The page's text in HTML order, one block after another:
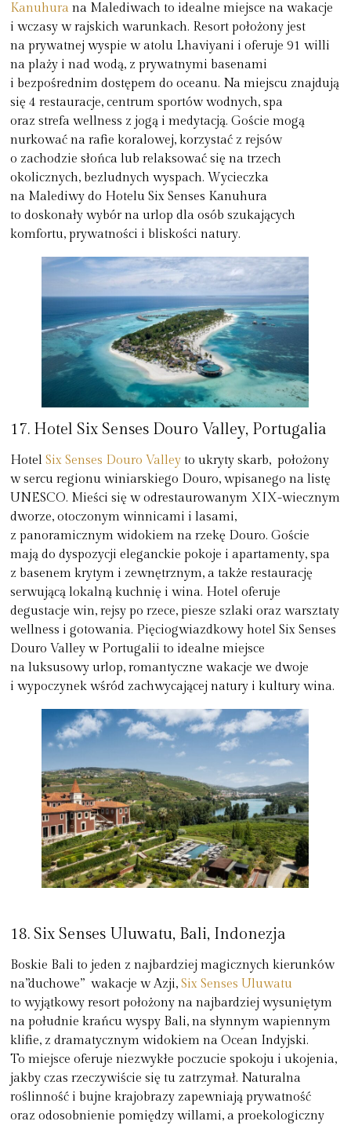
Kanuhura na Malediwach to idealne miejsce na wakacje
i wczasy w rajskich warunkach. Resort położony jest
na prywatnej wyspie w atolu Lhaviyani i oferuje 91 willi
na plaży i nad wodą, z prywatnymi basenami
i bezpośrednim dostępem do oceanu. Na miejscu znajdują
się 4 restauracje, centrum sportów wodnych, spa
oraz strefa wellness z jogą i medytacją. Goście mogą
nurkować na rafie koralowej, korzystać z rejsów
o zachodzie słońca lub relaksować się na trzech
okolicznych, bezludnych wyspach. Wycieczka
na Malediwy do Hotelu Six Senses Kanuhura
to doskonały wybór na urlop dla osób szukających
komfortu, prywatności i bliskości natury.
17. Hotel Six Senses Douro Valley, Portugalia
Hotel Six Senses Douro Valley to ukryty skarb, położony
w sercu regionu winiarskiego Douro, wpisanego na listę
UNESCO. Mieści się w odrestaurowanym XIX-wiecznym
dworze, otoczonym winnicami i lasami,
z panoramicznym widokiem na rzekę Douro. Goście
mają do dyspozycji eleganckie pokoje i apartamenty, spa
z basenem krytym i zewnętrznym, a także restaurację
serwującą lokalną kuchnię i wina. Hotel oferuje
degustacje win, rejsy po rzece, piesze szlaki oraz warsztaty
wellness i gotowania. Pięciogwiazdkowy hotel Six Senses
Douro Valley w Portugalii to idealne miejsce
na luksusowy urlop, romantyczne wakacje we dwoje
i wypoczynek wśród zachwycającej natury i kultury wina.
18. Six Senses Uluwatu, Bali, Indonezja
Boskie Bali to jeden z najbardziej magicznych kierunków
na”duchowe” wakacje w Azji,Six Senses Uluwatu
to wyjątkowy resort położony na najbardziej wysuniętym
na południe krańcu wyspy Bali, na słynnym wapiennym
klifie, z dramatycznym widokiem na Ocean Indyjski.
To miejsce oferuje niezwykłe poczucie spokoju i ukojenia,
jakby czas rzeczywiście się tu zatrzymał. Naturalna
roślinność i bujne krajobrazy zapewniają prywatność
oraz odosobnienie pomiędzy willami, a proekologiczny